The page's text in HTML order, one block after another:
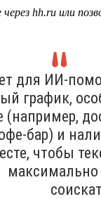
hh.ru или
для ИИ-
график,
(например,
бар) и
чтобы